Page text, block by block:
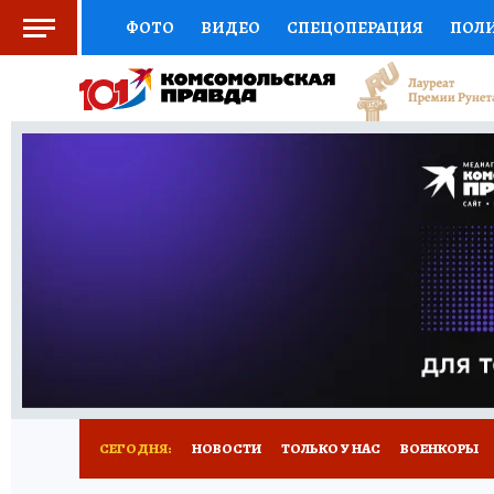
ФОТО ВИДЕО СПЕЦОПЕРАЦИЯ
СОЦПОДДЕРЖКА НАУКА СПОРТ
ВЫБОР ЭКСПЕРТОВ ДОКТОР
ПРОГНОЗЫ НА СПОРТ
НОВОЕ
СЕГОДНЯ: НОВОСТИ ТОЛЬКО У НАС ВОЕНКОРЫ